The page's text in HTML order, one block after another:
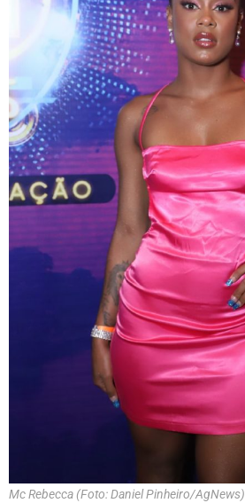
Mc Rebecca (Foto: Daniel Pinheiro/AgNews)